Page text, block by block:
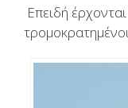
Επειδή